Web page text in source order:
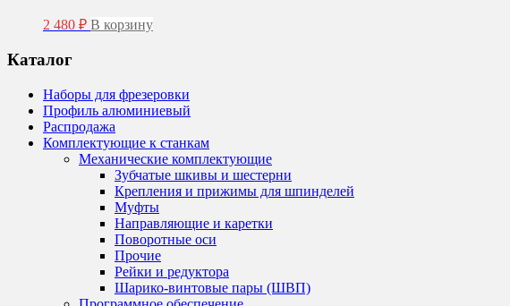
2 480 ₽ В корзину
Каталог
Наборы для фрезеровки
Профиль алюминиевый
Распродажа
Комплектующие к станкам
Механические комплектующие
Зубчатые шкивы и шестерни
Крепления и прижимы для шпинделей
Муфты
Направляющие и каретки
Поворотные оси
Прочие
Рейки и редуктора
Шарико-винтовые пары (ШВП)